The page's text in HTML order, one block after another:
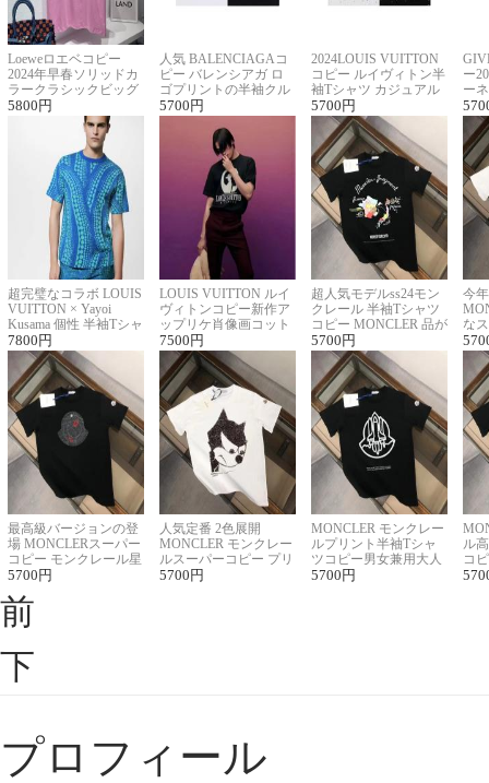
Loeweロエベコピー
2024年早春ソリッドカ
ラークラシックビッグ
ロゴ刺繍Tシャツ
5800 円
人気 BALENCIAGAコ
ピー バレンシアガ ロ
ゴプリントの半袖クル
ーネックTシャツ
5700 円
2024LOUIS VUITTON
コピー ルイヴィトン半
袖Tシャツ カジュアル
に馴染む 2色展開
5700 円
ー
ー
ー
超完璧なコラボ LOUIS
VUITTON × Yayoi
Kusama 個性 半袖Tシャ
ツコピー男女兼用
7800 円
LOUIS VUITTON ルイ
ヴィトンコピー新作ア
ップリケ肖像画コット
ンニット半袖Tシャツ
7500 円
超人気モデルss24モン
クレール 半袖Tシャツ
コピー MONCLER 品が
良く見た目
5700 円
今
な
ル
最高級バージョンの登
場 MONCLERスーパー
コピー モンクレール星
座半袖Tシャツ
5700 円
人気定番 2色展開
MONCLER モンクレー
ルスーパーコピー プリ
ント半袖Tシャツ
5700 円
MONCLER モンクレー
ルプリント半袖Tシャ
ツコピー男女兼用大人
可愛い春夏コーデ
5700 円
ル
コ
ィ
前
下
プロフィール